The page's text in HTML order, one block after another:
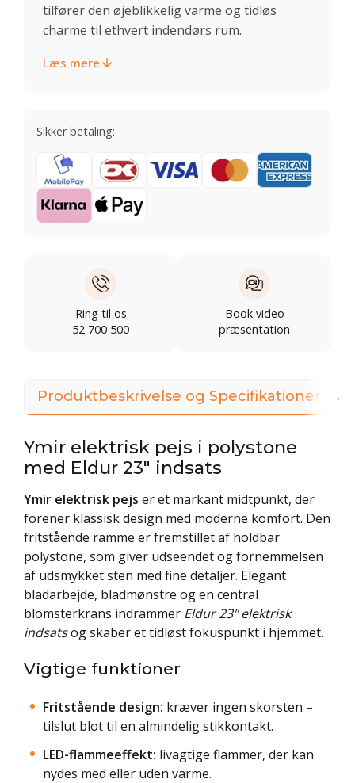
tilfører den øjeblikkelig varme og tidløs
charme til ethvert indendørs rum.
Læs mere
Sikker betaling:
Ring til os
52 700 500
Book video
præsentation
Produktbeskrivelse og Specifikationer
Ymir elektrisk pejs i polystone
med Eldur 23" indsats
Ymir elektrisk pejs er et markant midtpunkt, der
forener klassisk design med moderne komfort. Den
fritstående ramme er fremstillet af holdbar
polystone, som giver udseendet og fornemmelsen
af udsmykket sten med fine detaljer. Elegant
bladarbejde, bladmønstre og en central
blomsterkrans indrammer Eldur 23" elektrisk
indsatsog skaber et tidløst fokuspunkt i hjemmet.
Vigtige funktioner
Fritstående design: kræver ingen skorsten –
tilslut blot til en almindelig stikkontakt.
LED-flammeeffekt: livagtige flammer, der kan
nydes med eller uden varme.
→